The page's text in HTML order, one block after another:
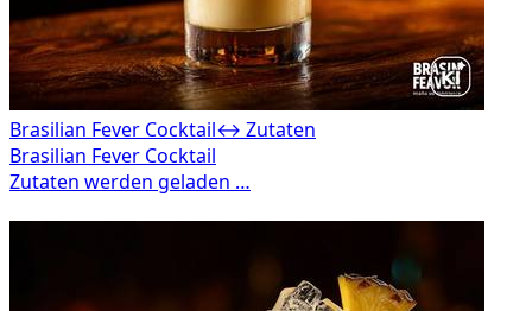
Brasilian Fever Cocktail↔ Zutaten